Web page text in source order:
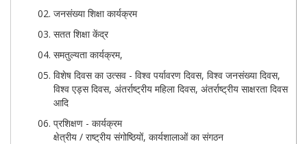
जनसंख्या शिक्षा कार्यक्रम
सतत शिक्षा केंद्र
समतुल्यता कार्यक्रम,
विशेष दिवस का उत्सव - विश्व पर्यावरण दिवस, विश्व जनसंख्या दिवस,
विश्व एड्स दिवस, अंतर्राष्ट्रीय महिला दिवस, अंतर्राष्ट्रीय साक्षरता दिवस
आदि
प्रशिक्षण - कार्यक्रम
क्षेत्रीय / राष्ट्रीय संगोष्ठियों, कार्यशालाओं का संगठन